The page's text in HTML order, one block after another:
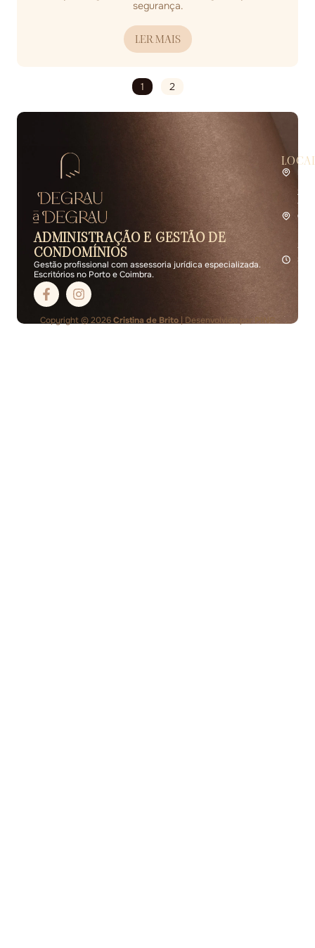
segurança.
LER MAIS
1 2
ADMINISTRAÇÃO E GESTÃO DE
CONDOMÍNIOS
Gestão profissional com assessoria jurídica especializada.
Escritórios no Porto e Coimbra.
2.º
Copyright © 2026Cristina de Brito| Desenvolvido porPING